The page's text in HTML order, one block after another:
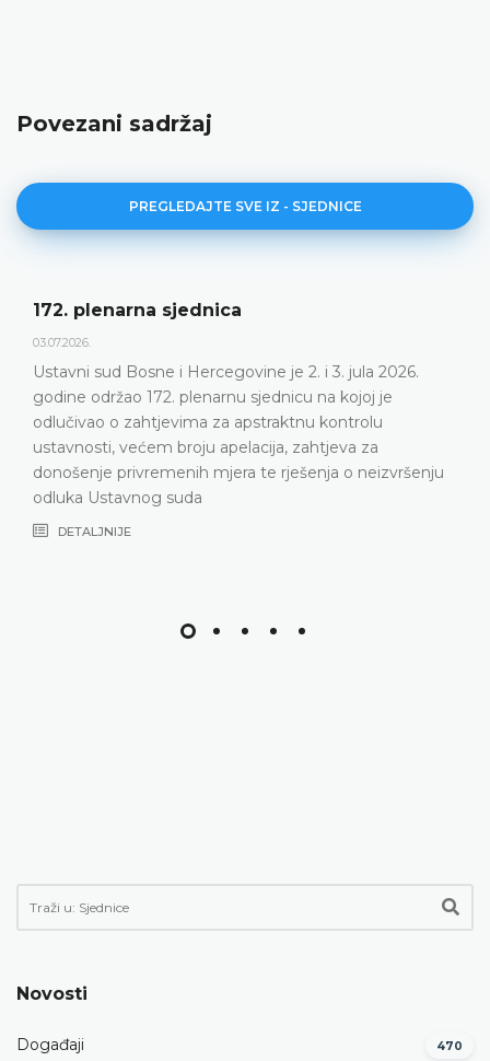
Povezani sadržaj
PREGLEDAJTE SVE IZ - SJEDNICE
je 2. i 3. jula 2026.
sjednicu na kojoj je
apstraktnu kontrolu
zahtjeva za
te rješenja o neizvršenju
Ustavni sud Bosne i
plenarnu sjednicu 2. i 3.
DETALJNIJE
Novosti
Događaji 470